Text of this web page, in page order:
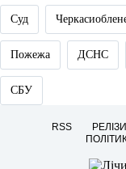
Суд
Пожежа ДСНС
СБУ
RSS РЕЛІЗИ